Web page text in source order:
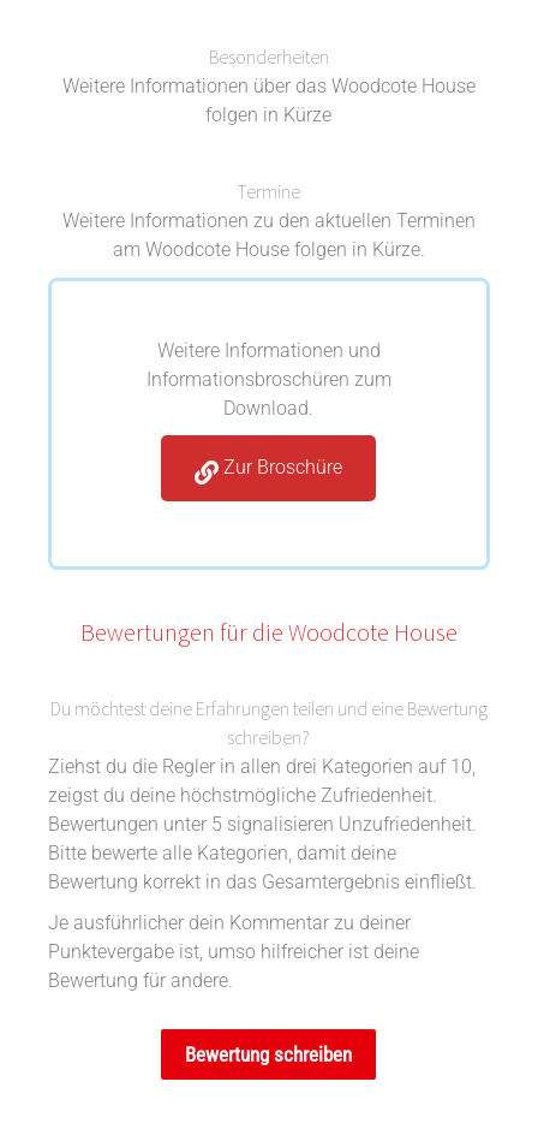
Besonderheiten
Weitere Informationen über das Woodcote House
folgen in Kürze
Termine
Weitere Informationen zu den aktuellen Terminen
am Woodcote House folgen in Kürze.
Weitere Informationen und
Informationsbroschüren zum
Download.
Zur Broschüre
Bewertungen für die Woodcote House
Du möchtest deine Erfahrungen teilen und eine Bewertung
schreiben?
Ziehst du die Regler in allen drei Kategorien auf 10,
zeigst du deine höchstmögliche Zufriedenheit.
Bewertungen unter 5 signalisieren Unzufriedenheit.
Bitte bewerte alle Kategorien, damit deine
Bewertung korrekt in das Gesamtergebnis einfließt.
Je ausführlicher dein Kommentar zu deiner
Punktevergabe ist, umso hilfreicher ist deine
Bewertung für andere.
Bewertung schreiben